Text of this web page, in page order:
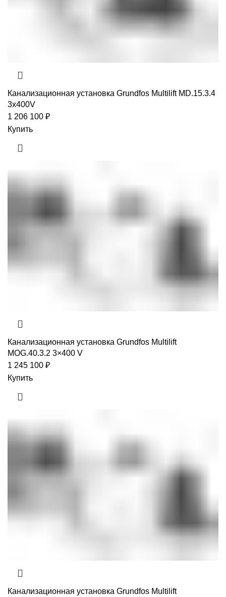
Канализационная установка Grundfos Multilift MD.15.3.4
3x400V
1 206 100 ₽
Купить
Канализационная установка Grundfos Multilift
MOG.40.3.2 3×400 V
1 245 100 ₽
Купить
Канализационная установка Grundfos Multilift